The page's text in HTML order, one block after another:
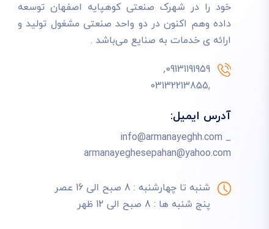
خود را در شهرک صنعتی کوهپایه اصفهان توسعه
داده وهم اکنون در دو واحد صنعتی مشغول تولید و
ارائه ی خدمات به صنایع می‌باشد .
09131191959,
,03132213855
آدرس ایمیل:
info@armanayeghh.com _
armanayeghesepahan@yahoo.com
شنبه تا چهارشنبه : 8 صبح الی 16 عصر
پنج شنبه ها : 8 صبح الی 12 ظهر